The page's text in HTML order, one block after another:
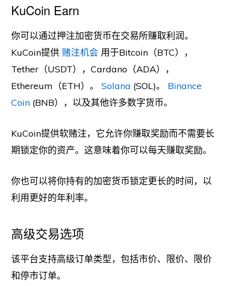
KuCoin Earn
你可以通过押注加密货币在交易所赚取利润。
KuCoin提供 赌注机会 用于Bitcoin（BTC），
Tether（USDT），Cardano（ADA），
Ethereum（ETH）。Solana (SOL)。 Binance
Coin (BNB），以及其他许多数字货币。
KuCoin提供软赌注，它允许你赚取奖励而不需要长
期锁定你的资产。这意味着你可以每天赚取奖励。
你也可以将你持有的加密货币锁定更长的时间，以
利用更好的年利率。
高级交易选项
该平台支持高级订单类型，包括市价、限价、限价
和停市订单。